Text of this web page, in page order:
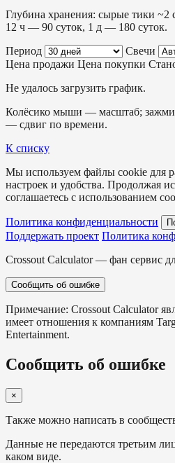
Глубина хранения: сырые тики ~2
12 ч — 90 суток, 1 д — 180 суток.
Период
Свечи
Цена продажи Цена покупки
Не удалось загрузить график.
Колёсико мыши — масштаб;
— сдвиг по времени.
К списку
Мы используем файлы cookie для
настроек и удобства. Продолжая
соглашаетесь с использованием
Политика конфиденциальности
Поддержать проект Политика
Crossout Calculator — фан сервис
Сообщить об ошибке
Примечание: Crossout Calculator
имеет отношения к компаниям
Entertainment.
Сообщить об ошибке
×
Также можно написать в
Данные не передаются третьим
каком виде.